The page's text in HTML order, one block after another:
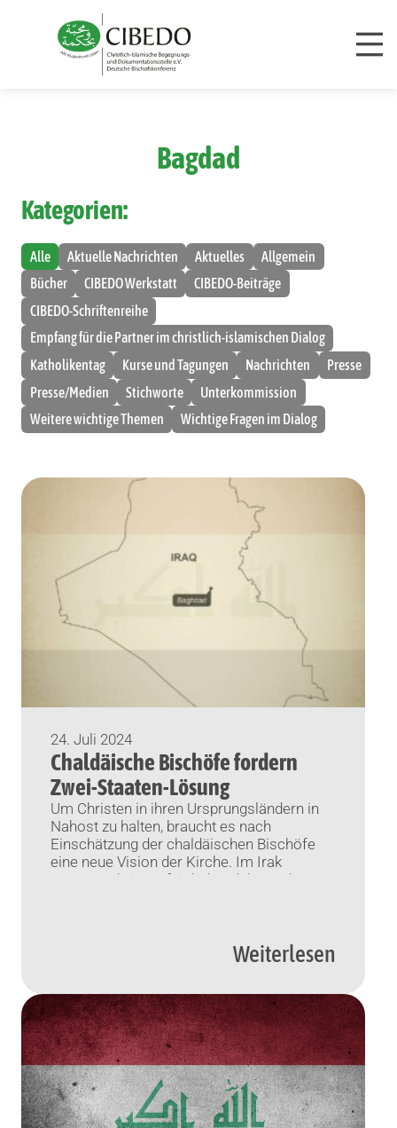
Bagdad
Kategorien:
Alle Aktuelle Nachrichten Aktuelles
Allgemein
Bücher
CIBEDO Werkstatt
CIBEDO-Beiträge
CIBEDO-Schriftenreihe
Empfang für die Partner im christlich-islamischen Dialog
Katholikentag
Kurse und Tagungen Nachrichten
Presse
Presse/Medien
Stichworte
Unterkommission
Weitere wichtige Themen
Wichtige Fragen im Dialog
24. Juli 2024
Chaldäische Bischöfe fordern
Zwei-Staaten-Lösung
Um Christen in ihren Ursprungsländern in
Nahost zu halten, braucht es nach
Einschätzung der chaldäischen Bischöfe
eine neue Vision der Kirche. Im Irak
müssen Christen fair behandelt werden, so
beste Lösung für den palästinensisch-
Weiterlesen